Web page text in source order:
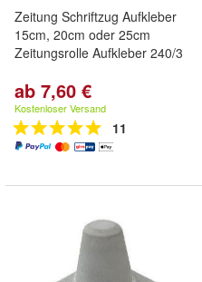
Zeitung Schriftzug Aufkleber
15cm, 20cm oder 25cm
Zeitungsrolle Aufkleber 240/3
ab 7,60 €
Kostenloser Versand
11